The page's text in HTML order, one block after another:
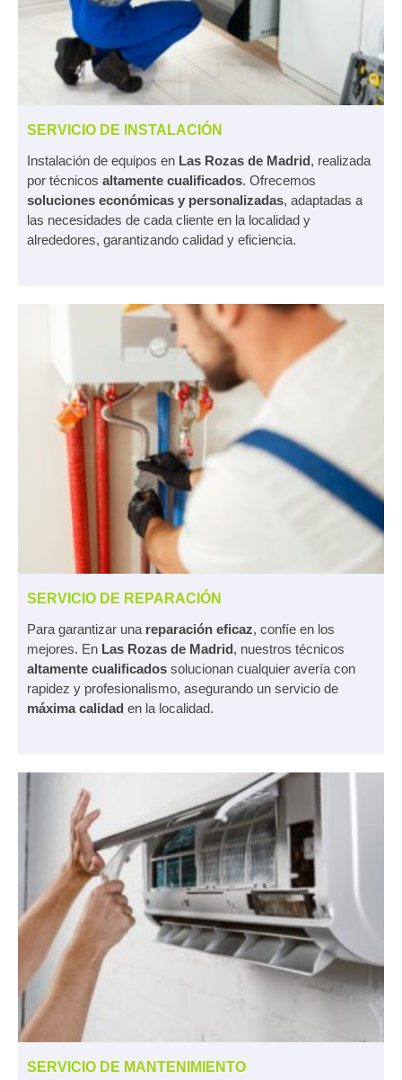
SERVICIO DE INSTALACIÓN
Instalación de equipos en Las Rozas de Madrid, realizada
por técnicos altamente cualificados. Ofrecemos
soluciones económicas y personalizadas, adaptadas a
las necesidades de cada cliente en la localidad y
alrededores, garantizando calidad y eficiencia.
SERVICIO DE REPARACIÓN
Para garantizar una reparación eficaz, confíe en los
mejores. En Las Rozas de Madrid, nuestros técnicos
altamente cualificados solucionan cualquier avería con
rapidez y profesionalismo, asegurando un servicio de
máxima calidad en la localidad.
SERVICIO DE MANTENIMIENTO